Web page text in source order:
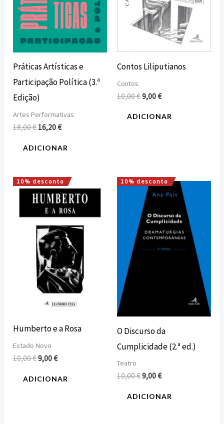
Práticas Artísticas e
Participação Política (3.ª
Edição)
Artes Performativas
18,00€ 16,20€
ADICIONAR
Contos Liliputianos
Contos
10,00€9,00€
ADICIONAR
10% desconto
Humberto e a Rosa
Estado Novo
10,00€
O
preço
original
era:
10,00 €.
9,00€
O
preço
atual
é:
9,00 €.
ADICIONAR
10% desconto
O Discurso da
Cumplicidade (2.ª ed.)
Teatro
10,00€
O
preço
original
era:
10,00 €.
9,00€
O
preço
é:
9,00 €.
ADICIONAR